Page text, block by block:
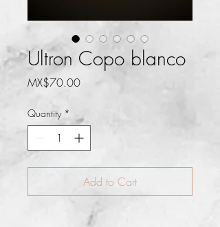
Ultron Copo blanco
MX$70.00Price
Quantity *
Add to Cart